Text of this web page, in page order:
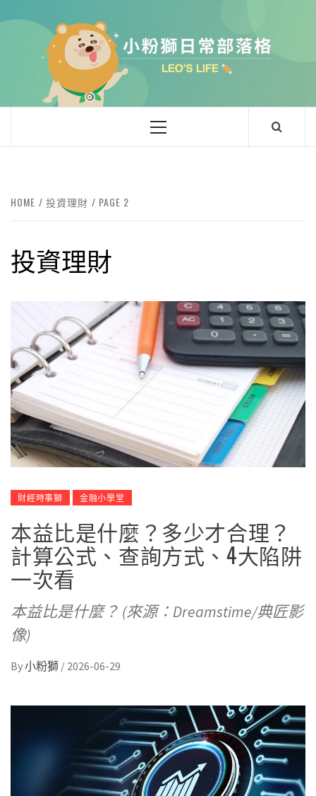
to
小粉獅日常
LEO'Ｓ LIFE
Primary
HOME 投資理財 PAGE 2
投資理財
財經時事獅 金融小學堂
本益比是什麼？多少才合理？
計算公式、查詢方式、4大陷阱
一次看
本益比是什麼？ (來源：Dreamstime/典匠影
像)
By小粉獅 / 2026-06-29